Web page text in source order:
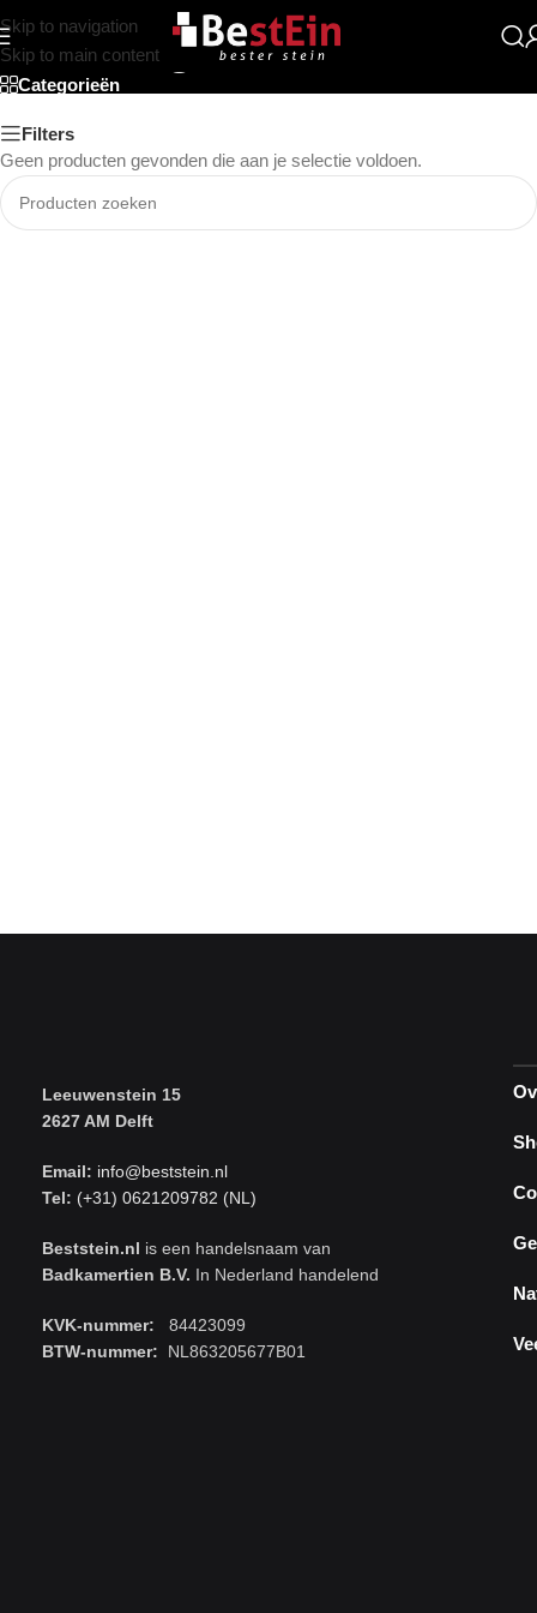
Skip to navigation
Skip to main content
Terrastegel
Categorieën
Filters
Geen producten gevonden die aan je selectie voldoen.
Leeuwenstein 15
2627 AM Delft
Email: info@beststein.nl
Tel: (+31) 0621209782 (NL)
Beststein.nl is een handelsnaam van
Badkamertien B.V. In Nederland handelend
KVK-nummer: 84423099
BTW-nummer: NL863205677B01